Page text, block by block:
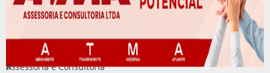
Assessoria e Consultoria
#